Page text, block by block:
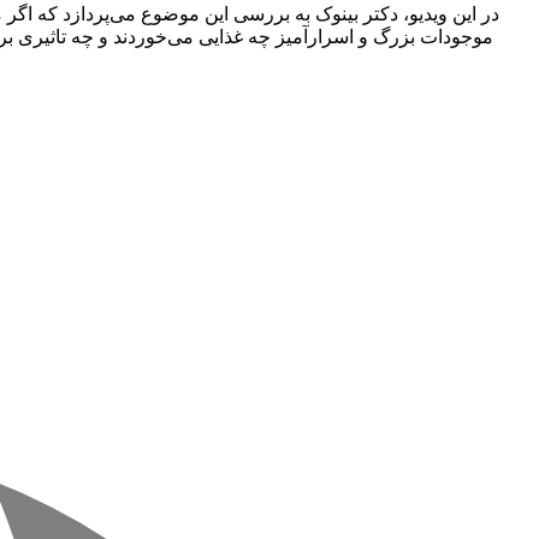
در این ویدیو، دکتر بینوک به بررسی این موضوع می‌پردازد که
موجودات بزرگ و اسرارآمیز چه غذایی می‌خوردند و چه تاثیری